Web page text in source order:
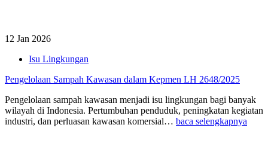
12 Jan 2026
Isu Lingkungan
Pengelolaan Sampah Kawasan dalam Kepmen LH 2648/2025
Pengelolaan sampah kawasan menjadi isu lingkungan bagi banyak
wilayah di Indonesia. Pertumbuhan penduduk, peningkatan kegiatan
industri, dan perluasan kawasan komersial… baca selengkapnya